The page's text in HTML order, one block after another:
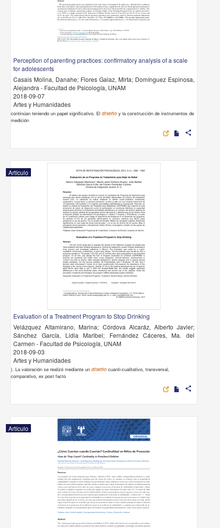
Perception of parenting practices: confirmatory analysis of a scale
for adolescents
Casais Molina, Danahe; Flores Galaz, Mirta; Domínguez Espinosa,
Alejandra - Facultad de Psicología, UNAM
2018-09-07
Artes y Humanidades
continúan teniendo un papel significativo. Eldiseño y la construcción de instrumentos de
medición
share
Artículo
Evaluation of a Treatment Program to Stop Drinking
Velázquez Altamirano, Marina; Córdova Alcaráz, Alberto Javier;
Sánchez García, Lidia Maribel; Fernández Cáceres, Ma. del
Carmen - Facultad de Psicología, UNAM
2018-09-03
Artes y Humanidades
). La valoración se realizó mediante undiseño cuanti-cualitativo, transversal,
comparativo, ex post facto
share
Artículo